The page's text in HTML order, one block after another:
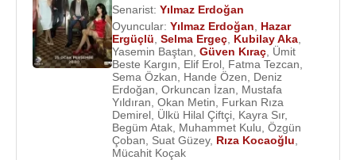
Senarist: Yılmaz Erdoğan
Oyuncular: Yılmaz Erdoğan
Hazar
Ergüçlü Selma Ergeç Kubilay Aka
Yasemin Baştan Güven Kıraç Ümit
Beste Kargın
Elif Erol Fatma Tezcan
Sema Özkan
Hande Özen
Deniz
Erdoğan Orkuncan İzan
Mustafa
Yıldıran Okan Metin
Furkan Rıza
Demirel Ülkü Hilal Çiftçi Kayra Sır,
Begüm Atak Muhammet Kulu Özgün
Çoban
Suat Güzey, Rıza Kocaoğlu
Mücahit Koçak